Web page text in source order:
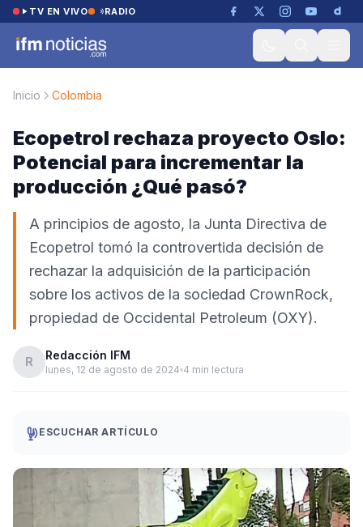
Saltar al contenido
TV EN VIVO RADIO
Inicio Colombia
Ecopetrol rechaza proyecto Oslo:
Potencial para incrementar la
producción ¿Qué pasó?
A principios de agosto, la Junta Directiva de
Ecopetrol tomó la controvertida decisión de
rechazar la adquisición de la participación
sobre los activos de la sociedad CrownRock,
propiedad de Occidental Petroleum (OXY).
R Redacción IFM
lunes, 12 de agosto de 2024 4 min lectura
ESCUCHAR ARTÍCULO